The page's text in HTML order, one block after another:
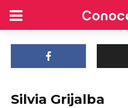
Silvia Grijalba